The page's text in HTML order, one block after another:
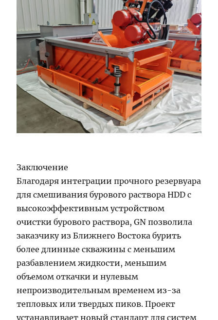
Заключение
Благодаря интеграции прочного резервуара
для смешивания бурового раствора HDD с
высокоэффективным устройством
очистки бурового раствора, GN позволила
заказчику из Ближнего Востока бурить
более длинные скважины с меньшим
разбавлением жидкости, меньшим
объемом откачки и нулевым
непроизводительным временем из-за
тепловых или твердых пиков. Проект
устанавливает новый стандарт для систем